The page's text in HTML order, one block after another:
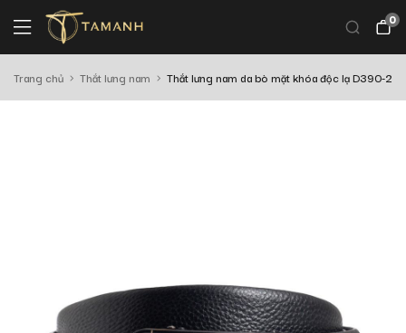
0
Trang chủ Thắt lưng nam Thắt lưng nam da bò mặt khóa độc lạ D390-